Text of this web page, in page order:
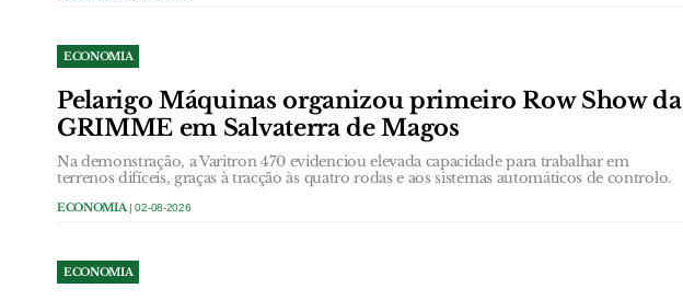
ECONOMIA
Pelarigo Máquinas organizou primeiro Row Show da
GRIMME em Salvaterra de Magos
Na demonstração, a Varitron 470 evidenciou elevada capacidade para trabalhar em
terrenos difíceis, graças à tracção às quatro rodas e aos sistemas automáticos de controlo.
ECONOMIA | 02-08-2026
ECONOMIA